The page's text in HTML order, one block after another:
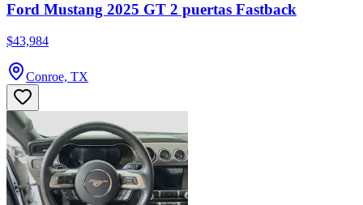
Ford Mustang 2025 GT 2 puertas Fastback
$43,984
Conroe, TX